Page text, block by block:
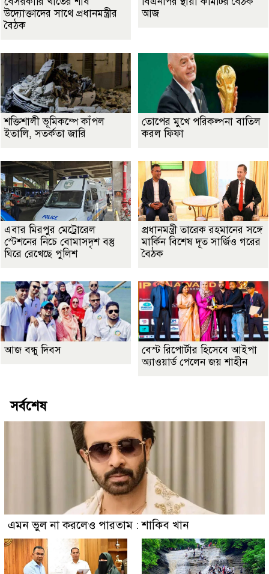
উদ্যোক্তাদের সাথে প্রধানমন্ত্রীর
বৈঠক
আজ
শক্তিশালী ভূমিকম্পে কাঁপল
ইতালি, সতর্কতা জারি
তোপের মুখে পরিকল্পনা বাতিল
করল ফিফা
এবার মিরপুর মেট্রোরেল
স্টেশনের নিচে বোমাসদৃশ বস্তু
ঘিরে রেখেছে পুলিশ
প্রধানমন্ত্রী তারেক রহমানের সঙ্গে
মার্কিন বিশেষ দূত সার্জিও গরের
বৈঠক
আজ বন্ধু দিবস
বেস্ট রিপোর্টার হিসেবে আইপা
অ্যাওয়ার্ড পেলেন জয় শাহীন
সর্বশেষ
এমন ভুল না করলেও পারতাম : শাকিব খান